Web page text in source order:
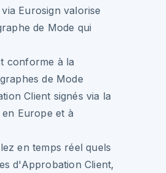
Eurosign valorise
de Mode qui
conforme à la
de Mode
Client signés via la
Europe et à
en temps réel quels
d'Approbation Client,